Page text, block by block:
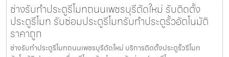
ช่างรับทำประตูรีโมทถนนเพชรบุรีตัดใหม่ รับติดตั้ง
ประตูรีโมท รับซ่อมประตูรีโมทรับทำประตูรั้วอัตโนมัติ
ราคาถูก
ช่างรับทำประตูรีโมทถนนเพชรบุรีตัดใหม่ บริการติดตั้งประตูรั้วรีโมท